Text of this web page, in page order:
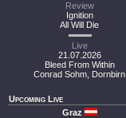
Review
Ignition
All Will Die
Live
21.07.2026
Bleed From Within
Conrad Sohm, Dornbirn
Upcoming Live
Graz